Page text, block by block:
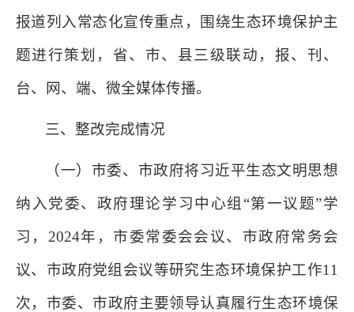
报道列入常态化宣传重点，围绕生态环境保护主
题进行策划，省、市、县三级联动，报、刊、
台、网、端、微全媒体传播。
三、整改完成情况
（一）市委、市政府将习近平生态文明思想
纳入党委、政府理论学习中心组“第一议题”学
习，2024年，市委常委会会议、市政府常务会
议、市政府党组会议等研究生态环境保护工作11
次，市委、市政府主要领导认真履行生态环境保